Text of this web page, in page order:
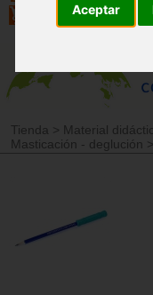
Aceptar
Tienda > Material
Masticación - deglución >